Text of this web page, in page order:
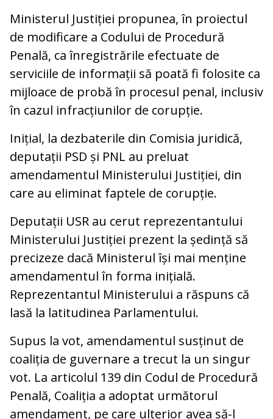
Ministerul Justiției propunea, în proiectul
de modificare a Codului de Procedură
Penală, ca înregistrările efectuate de
serviciile de informații să poată fi folosite ca
mijloace de probă în procesul penal, inclusiv
în cazul infracțiunilor de corupție.
Inițial, la dezbaterile din Comisia juridică,
deputații PSD și PNL au preluat
amendamentul Ministerului Justiției, din
care au eliminat faptele de corupție.
Deputații USR au cerut reprezentantului
Ministerului Justiției prezent la ședință să
precizeze dacă Ministerul își mai menține
amendamentul în forma inițială.
Reprezentantul Ministerului a răspuns că
lasă la latitudinea Parlamentului.
Supus la vot, amendamentul susținut de
coaliția de guvernare a trecut la un singur
vot. La articolul 139 din Codul de Procedură
Penală, Coaliția a adoptat următorul
amendament, pe care ulterior avea să-l